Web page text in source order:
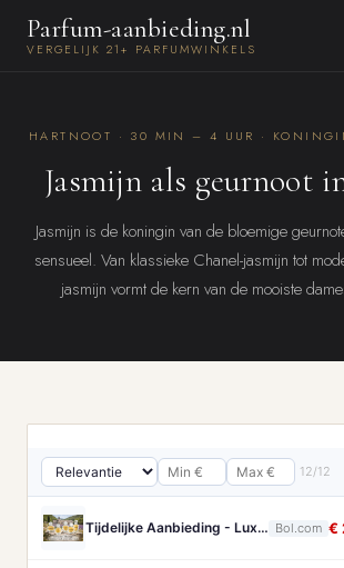
Parfum-aanbieding.nl
VERGELIJK 21+ PARFUMWINKELS
HARTNOOT · 30 MIN – 4 UUR ·
Jasmijn als geurnoot
Jasmijn is de koningin van de bloemige
sensueel. Van klassieke Chanel-jasmijn tot
jasmijn vormt de kern van de mooiste
12/12
Tijdelijke Aanbieding - Luxe Franse Eau de Parfum - Collection Prestige - 5 grote miniaturen met diverse Bloemige geuren Bol.com €